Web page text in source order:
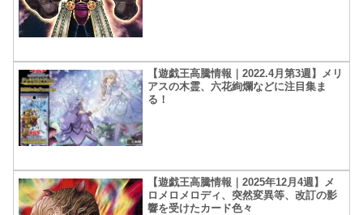
【遊戯王高騰情報｜2022.4月第3週】メリ
アスの木霊、六花絢爛などに注目集ま
る！
【遊戯王高騰情報｜2025年12月4週】メ
ロメロメロディ、突然変異等、改訂の影
響を受けたカード色々